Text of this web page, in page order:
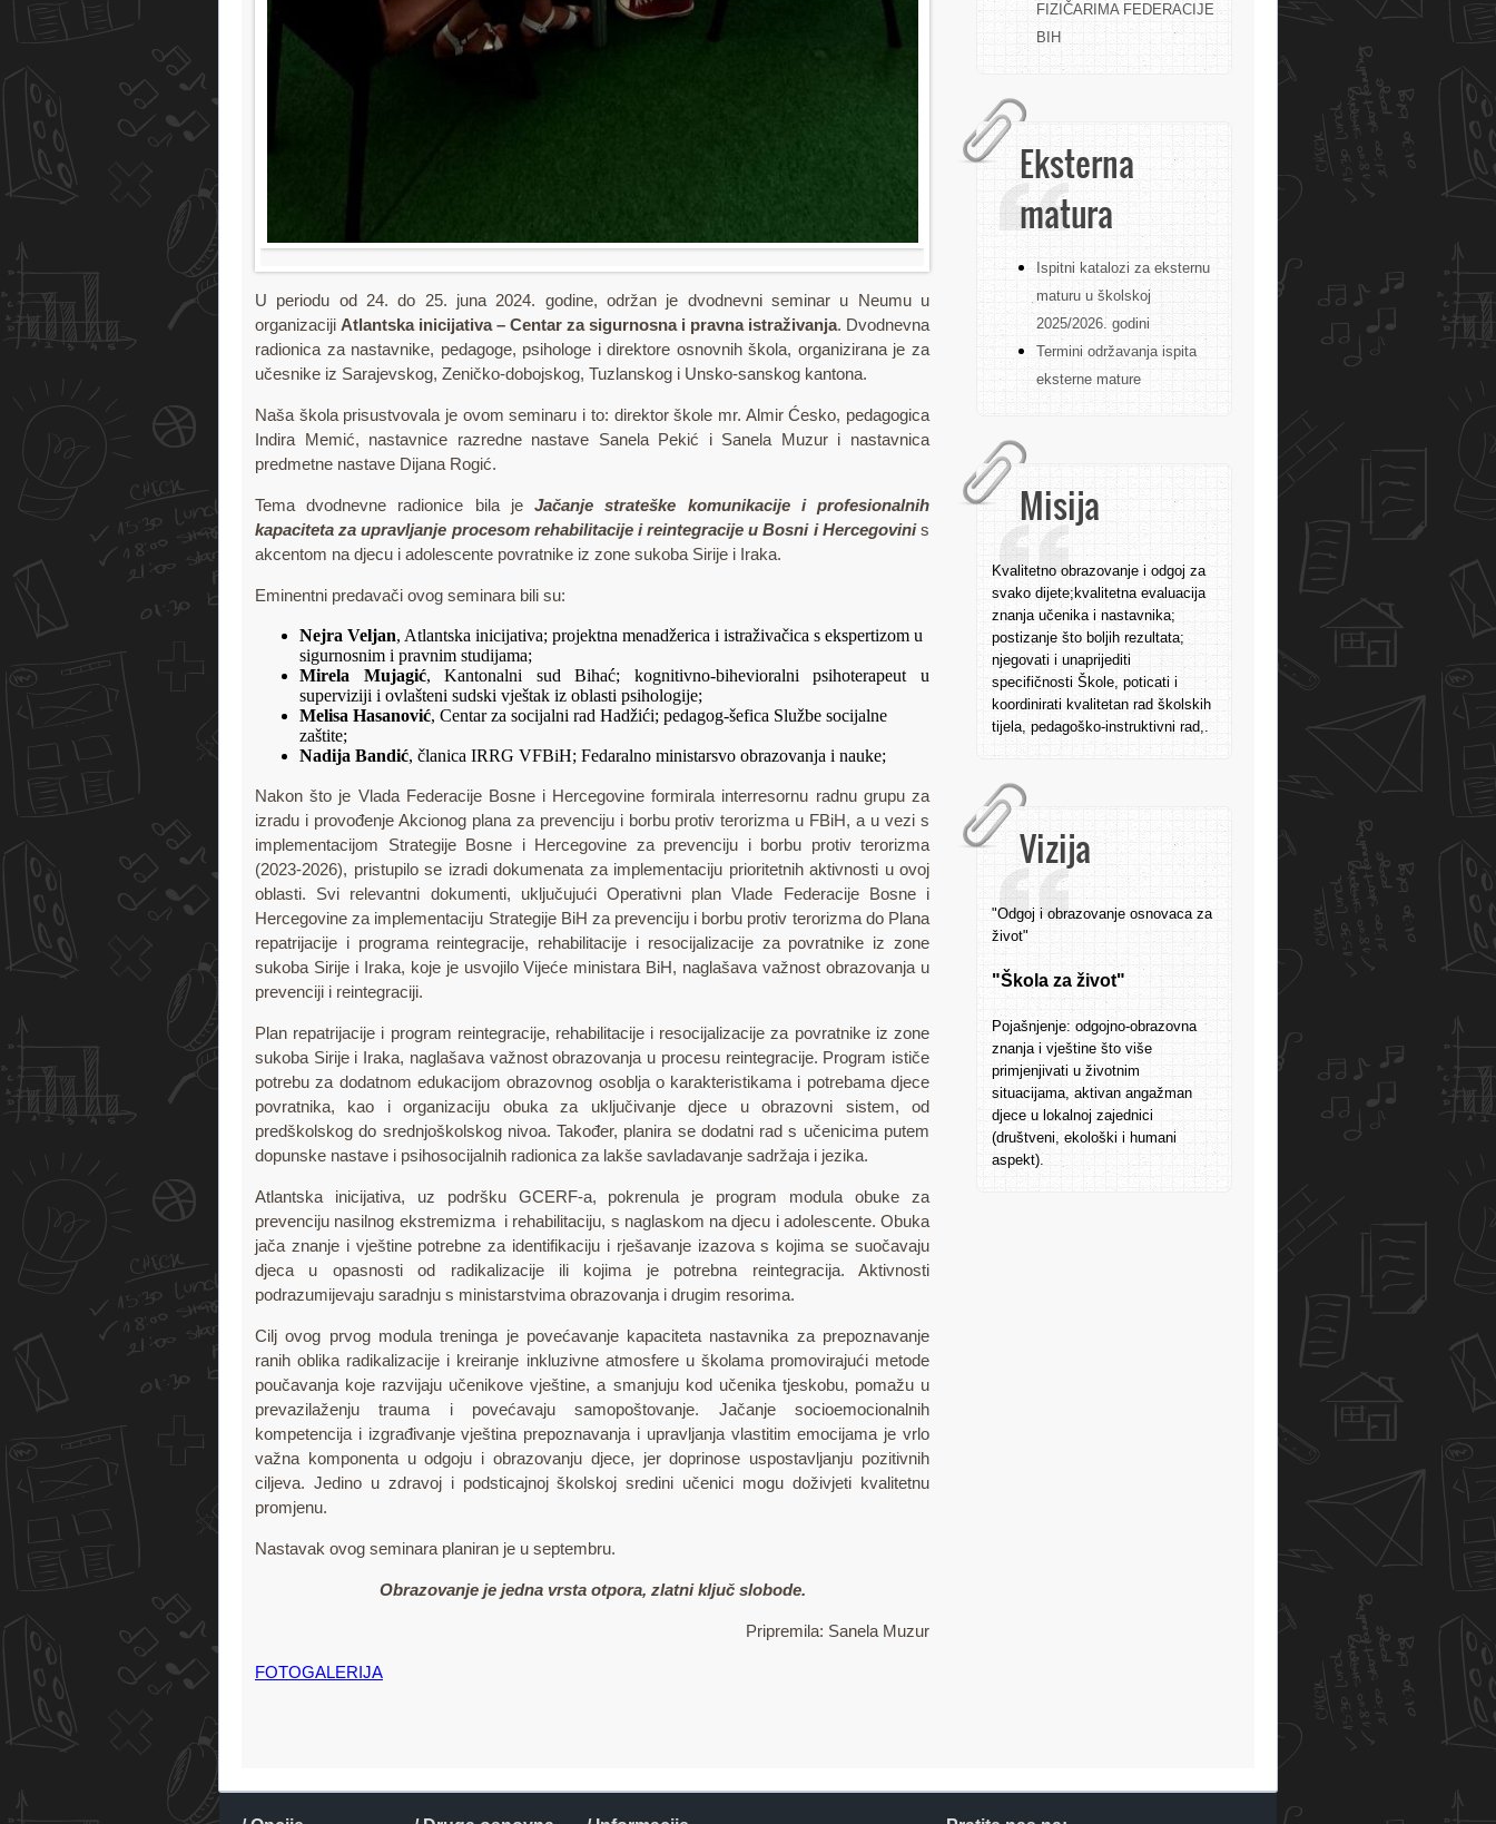
FIZIČARIMA FEDERACIJE
BIH
Eksterna
matura
Ispitni katalozi za eksternu
maturu u školskoj
2025/2026. godini
Termini održavanja ispita
eksterne mature
Misija
Kvalitetno obrazovanje i odgoj za
svako dijete;kvalitetna evaluacija
znanja učenika i nastavnika;
postizanje što boljih rezultata;
njegovati i unaprijediti
specifičnosti Škole, poticati i
koordinirati kvalitetan rad školskih
tijela, pedagoško-instruktivni rad,.
Vizija
"Odgoj i obrazovanje osnovaca za
život"
"Škola za život"
Pojašnjenje: odgojno-obrazovna
znanja i vještine što više
primjenjivati u životnim
situacijama, aktivan angažman
djece u lokalnoj zajednici
(društveni, ekološki i humani
aspekt).
U periodu od 24. do 25. juna 2024. godine, održan je dvodnevni seminar u Neumu u
organizaciji Atlantska inicijativa – Centar za sigurnosna i pravna istraživanja. Dvodnevna
radionica za nastavnike, pedagoge, psihologe i direktore osnovnih škola, organizirana je za
učesnike iz Sarajevskog, Zeničko-dobojskog, Tuzlanskog i Unsko-sanskog kantona.
Naša škola prisustvovala je ovom seminaru i to: direktor škole mr. Almir Ćesko, pedagogica
Indira Memić, nastavnice razredne nastave Sanela Pekić i Sanela Muzur i nastavnica
predmetne nastave Dijana Rogić.
Tema dvodnevne radionice bila jeJačanje strateške komunikacije i profesionalnih
kapaciteta za upravljanje procesom rehabilitacije i reintegracije u Bosni i Hercegovinis
akcentom na djecu i adolescente povratnike iz zone sukoba Sirije i Iraka.
Eminentni predavači ovog seminara bili su:
Nejra Veljan, Atlantska inicijativa; projektna menadžerica i istraživačica s ekspertizom u
sigurnosnim i pravnim studijama;
Mirela Mujagić, Kantonalni sud Bihać; kognitivno-bihevioralni psihoterapeut u
superviziji i ovlašteni sudski vještak iz oblasti psihologije;
Melisa Hasanović, Centar za socijalni rad Hadžići; pedagog-šefica Službe socijalne
zaštite;
Nadija Bandić, članica IRRG VFBiH; Fedaralno ministarsvo obrazovanja i nauke;
Nakon što je Vlada Federacije Bosne i Hercegovine formirala interresornu radnu grupu za
izradu i provođenje Akcionog plana za prevenciju i borbu protiv terorizma u FBiH, a u vezi s
implementacijom Strategije Bosne i Hercegovine za prevenciju i borbu protiv terorizma
(2023-2026), pristupilo se izradi dokumenata za implementaciju prioritetnih aktivnosti u ovoj
oblasti. Svi relevantni dokumenti, uključujući Operativni plan Vlade Federacije Bosne i
Hercegovine za implementaciju Strategije BiH za prevenciju i borbu protiv terorizma do Plana
repatrijacije i programa reintegracije, rehabilitacije i resocijalizacije za povratnike iz zone
sukoba Sirije i Iraka, koje je usvojilo Vijeće ministara BiH, naglašava važnost obrazovanja u
prevenciji i reintegraciji.
Plan repatrijacije i program reintegracije, rehabilitacije i resocijalizacije za povratnike iz zone
sukoba Sirije i Iraka, naglašava važnost obrazovanja u procesu reintegracije. Program ističe
potrebu za dodatnom edukacijom obrazovnog osoblja o karakteristikama i potrebama djece
povratnika, kao i organizaciju obuka za uključivanje djece u obrazovni sistem, od
predškolskog do srednjoškolskog nivoa. Također, planira se dodatni rad s učenicima putem
dopunske nastave i psihosocijalnih radionica za lakše savladavanje sadržaja i jezika.
Atlantska inicijativa, uz podršku GCERF-a, pokrenula je program modula obuke za
prevenciju nasilnog ekstremizma i rehabilitaciju, s naglaskom na djecu i adolescente. Obuka
jača znanje i vještine potrebne za identifikaciju i rješavanje izazova s kojima se suočavaju
djeca u opasnosti od radikalizacije ili kojima je potrebna reintegracija. Aktivnosti
podrazumijevaju saradnju s ministarstvima obrazovanja i drugim resorima.
Cilj ovog prvog modula treninga je povećavanje kapaciteta nastavnika za prepoznavanje
ranih oblika radikalizacije i kreiranje inkluzivne atmosfere u školama promovirajući metode
poučavanja koje razvijaju učenikove vještine, a smanjuju kod učenika tjeskobu, pomažu u
prevazilaženju trauma i povećavaju samopoštovanje. Jačanje socioemocionalnih
kompetencija i izgrađivanje vještina prepoznavanja i upravljanja vlastitim emocijama je vrlo
važna komponenta u odgoju i obrazovanju djece, jer doprinose uspostavljanju pozitivnih
ciljeva. Jedino u zdravoj i podsticajnoj školskoj sredini učenici mogu doživjeti kvalitetnu
promjenu.
Nastavak ovog seminara planiran je u septembru.
Obrazovanje je jedna vrsta otpora, zlatni ključ slobode.
Pripremila: Sanela Muzur
FOTOGALERIJA